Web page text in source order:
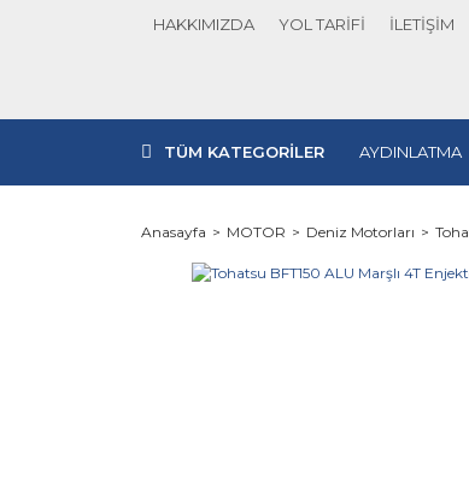
HAKKIMIZDA YOL TARİFİ İLETİŞİM
TÜM KATEGORİLER AYDINLATMA
Anasayfa MOTOR Deniz Motorları